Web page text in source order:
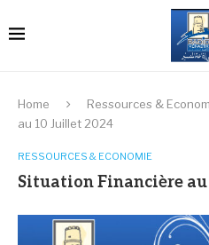
Home Ressources &
au 10 Juillet 2024
RESSOURCES & ECONOMIE
Situation Financière